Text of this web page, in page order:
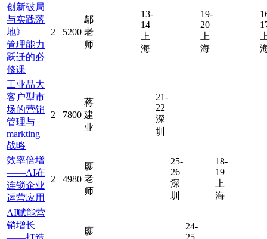
创新破局
与实践落
地》——
管理能力
跃迁的必
修课
2 5200
鄢
老
师
13-
14
上
海
19-
20
上
海
工业品大
客户型市
场的营销
管理与
markting
战略
2 7800
蒋
建
业
21-
22
深
圳
效率倍增
——AI在
连锁企业
运营应用
2 4980
廖
老
师
25-
26
深
圳
18-
19
上
海
AI赋能营
销增长
廖
24-
25